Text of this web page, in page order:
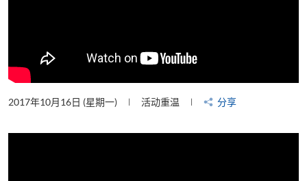
2017年10月16日 (星期一) 活动重温 分享